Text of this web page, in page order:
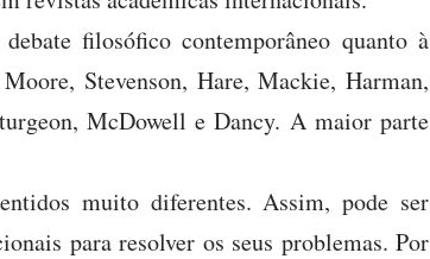
filosófico contemporâneo quanto à
Stevenson, Hare, Mackie, Harman,
McDowell e Dancy. A maior parte
muito diferentes. Assim, pode ser
para resolver os seus problemas. Por